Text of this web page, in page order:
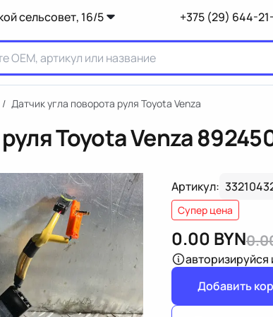
сельсовет, 16/5 +375 (29) 644-
/ Датчик угла поворота руля Toyota Venza
Toyota Venza
Артикул:
Супер цена
0.00 BYN
авторизируйся
Добавить